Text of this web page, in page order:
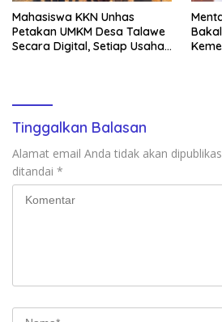
Mahasiswa KKN Unhas
Petakan UMKM Desa Talawe
Secara Digital, Setiap Usaha
Tinggalkan Balasan
Alamat email Anda tidak akan
ditandai *